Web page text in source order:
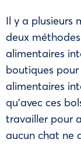
Il y a plusieurs
deux
alimentaires
boutiques
alimentaires
qu’avec ces
travailler pour
aucun chat ne